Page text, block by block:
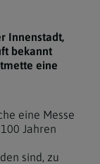
Innenstadt,
bekannt
eine
eine Messe
Jahren
sind, zu